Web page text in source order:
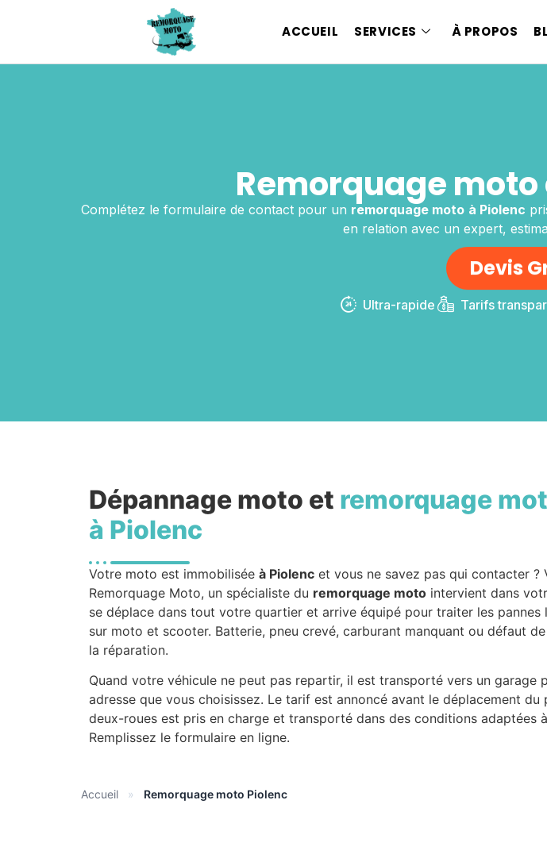
ACCUEIL SERVICES À PROPOS
Remorquage
Complétez le formulaire de contact pour un remorquage moto à Piolenc
en relation avec un expert,
Devis
Ultra-rapide Tarifs
Dépannage moto et remorquage
à Piolenc
Votre moto est immobilisée à Piolenc et vous ne savez pas qui contacter ?
Remorquage Moto, un spécialiste du remorquage moto intervient dans
se déplace dans tout votre quartier et arrive équipé pour traiter les pannes
sur moto et scooter. Batterie, pneu crevé, carburant manquant ou défaut
la réparation.
Quand votre véhicule ne peut pas repartir, il est transporté vers un garage
adresse que vous choisissez. Le tarif est annoncé avant le déplacement du
deux-roues est pris en charge et transporté dans des conditions adaptées
Remplissez le formulaire en ligne.
Accueil » Remorquage moto Piolenc